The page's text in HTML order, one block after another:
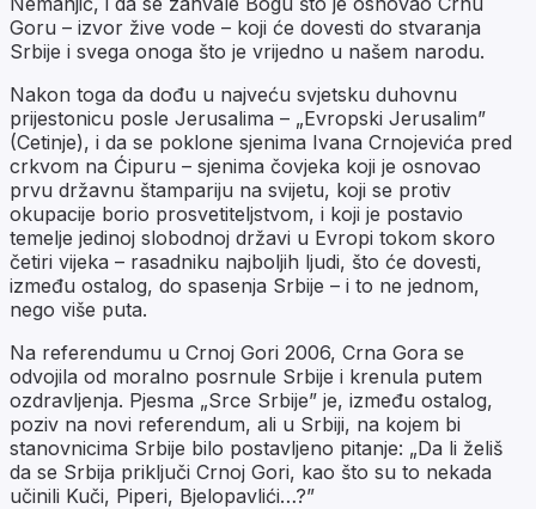
Goru – izvor žive vode – koji će dovesti do stvaranja
Srbije i svega onoga što je vrijedno u našem narodu.
Nakon toga da dođu u najveću svjetsku duhovnu
prijestonicu posle Jerusalima – „Evropski Jerusalim”
(Cetinje), i da se poklone sjenima Ivana Crnojevića pred
crkvom na Ćipuru – sjenima čovjeka koji je osnovao
prvu državnu štampariju na svijetu, koji se protiv
okupacije borio prosvetiteljstvom, i koji je postavio
temelje jedinoj slobodnoj državi u Evropi tokom skoro
četiri vijeka – rasadniku najboljih ljudi, što će dovesti,
između ostalog, do spasenja Srbije – i to ne jednom,
nego više puta.
Na referendumu u Crnoj Gori 2006, Crna Gora se
odvojila od moralno posrnule Srbije i krenula putem
ozdravljenja. Pjesma „Srce Srbije” je, između ostalog,
poziv na novi referendum, ali u Srbiji, na kojem bi
stanovnicima Srbije bilo postavljeno pitanje: „Da li želiš
da se Srbija priključi Crnoj Gori, kao što su to nekada
učinili Kuči, Piperi, Bjelopavlići…?”